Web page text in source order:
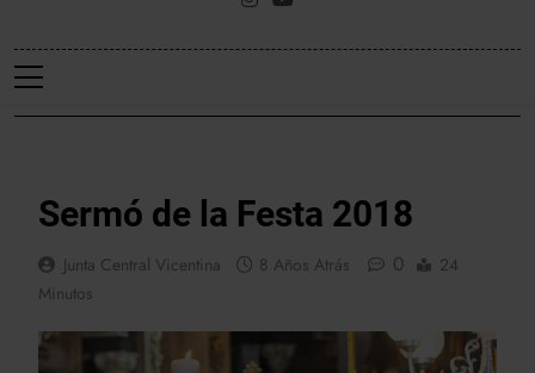
Sermó de la Festa 2018
Junta Central Vicentina 8 Años Atrás 0
24
Minutos